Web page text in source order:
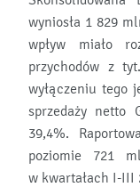
wyniosła 1 829
wpływ miało
przychodów z
wyłączeniu tego
sprzedaży netto
39,4%.
poziomie 721
w kwartałach I-III